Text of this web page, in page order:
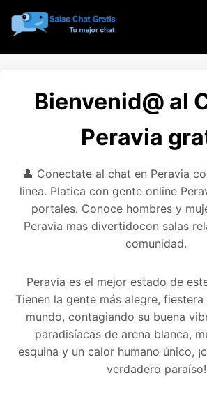
Bienvenid@ al
Peravia
👤 Conectate al chat en Peravia
linea. Platica con gente online
portales. Conoce hombres y
Peravia mas divertidocon salas
comunidad.
Peravia es el mejor estado de
Tienen la gente más alegre,
mundo, contagiando su buena
paradisíacas de arena blanca,
esquina y un calor humano único,
verdadero paraíso!